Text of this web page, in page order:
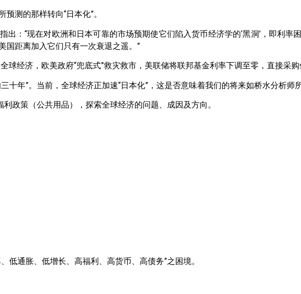
测的那样转向“日本化”。
出：“现在对欧洲和日本可靠的市场预期使它们陷入货币经济学的‘黑洞’，即利率
国距离加入它们只有一次衰退之遥。”
球经济，欧美政府“兜底式”救灾救市，美联储将联邦基金利率下调至零，直接采购
十年”。当前，全球经济正加速“日本化”，这是否意味着我们的将来如桥水分析师
政策（公共用品），探索全球经济的问题、成因及方向。
低通胀、低增长、高福利、高货币、高债务”之困境。